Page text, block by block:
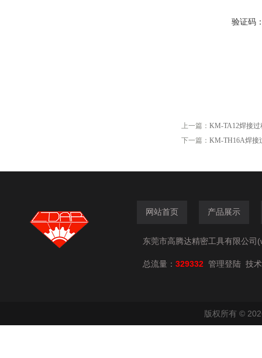
验证码
上一篇： KM-TA12焊接
下一篇： KM-TH16A焊接
网站首页 产品展示
东莞市高腾达精密工具有限公司
总流量： 329332 管理登陆 技
版权所有 ©